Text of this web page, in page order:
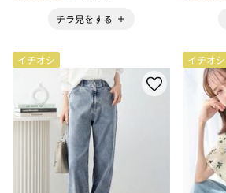
チラ見をする
イチオシ イチオシ